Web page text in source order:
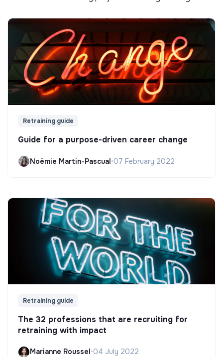
Retraining guide
Guide for a purpose-driven career change
Noëmie Martin-Pascual•07 February 2022
Retraining guide
The 32 professions that are recruiting for
retraining with impact
Marianne Roussel•04 July 2022